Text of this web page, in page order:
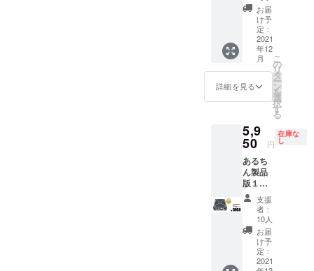
レイ ＋
Tシャツ
（希望
サイズ
S,M,L,L
L）オプ
ション
に記載
グ W
３００×
０ｍｍ
＋コー
スター
３種
直径９
０ｍ
ｍ
0.5mm
ル３
シート
(チップ
①⑤⑩
枚用・
親チッ
プ・ラ
ウンド
ガー
ド）、
説明
書、
カード
一覧
表、ブ
リス
タート
レイ
にサイ
ン）備
考欄に
記載要
茶碗１
台、サ
イコロ
白４
個・赤
１個・
個、
カード
８１
枚、ギ
ミック
(ピラ
ミッ
ド)、厚
紙タイ
ル３
シート
(チップ
①⑤⑩
お届
け予
定：
2021
年12
月
詳細を見る
こ
の
リ
タ
ー
ン
を
選
択
す
る
5,9
50 円
在庫な
し
あるち
ん製品
版１個
茶碗１
台、サ
イコロ
白４
個・赤
１個・
青１
支援
者：
10人
お届
け予
定：
2021